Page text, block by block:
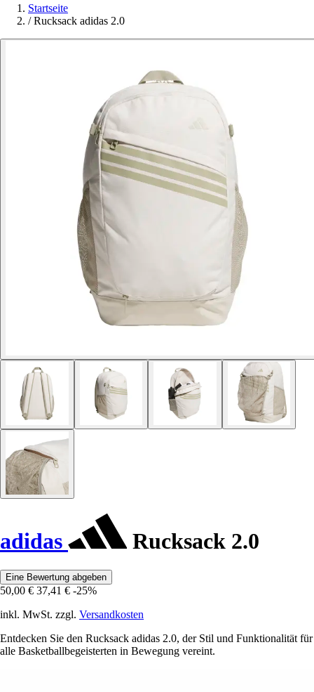
Startseite
/ Rucksack adidas 2.0
adidas Rucksack 2.0
Eine Bewertung abgeben
50,00 € 37,41 € -25%
inkl. MwSt. zzgl. Versandkosten
Entdecken Sie den Rucksack adidas 2.0, der Stil und Funktionalität für
alle Basketballbegeisterten in Bewegung vereint.